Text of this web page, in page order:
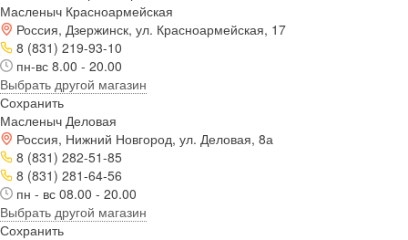
Масленыч Красноармейская
Россия, Дзержинск, ул. Красноармейская, 17
8 (831) 219-93-10
пн-вс 8.00 - 20.00
Выбрать другой магазин
Сохранить
Масленыч Деловая
Россия, Нижний Новгород, ул. Деловая, 8а
8 (831) 282-51-85
8 (831) 281-64-56
пн - вс 08.00 - 20.00
Выбрать другой магазин
Сохранить